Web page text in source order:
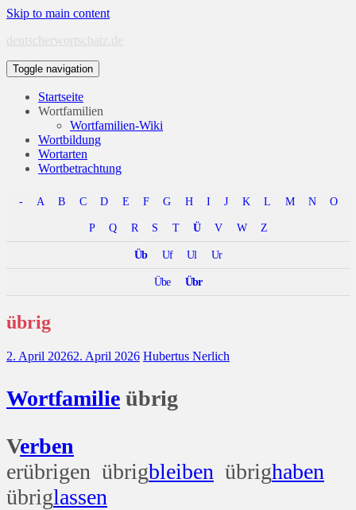
Skip to main content
deutscherwortschatz.de
Toggle navigation
Startseite
Wortfamilien
Wortfamilien-Wiki
Wortbildung
Wortarten
Wortbetrachtung
- A B C D E F G H I J K L M N O
P Q R S T Ü V W Z
Üb Uf Ul Ur
Übe Übr
übrig
2. April 20262. April 2026 Hubertus Nerlich
Wortfamilie übrig
Verben
erübrigen übrigbleiben übrighaben
übriglassen